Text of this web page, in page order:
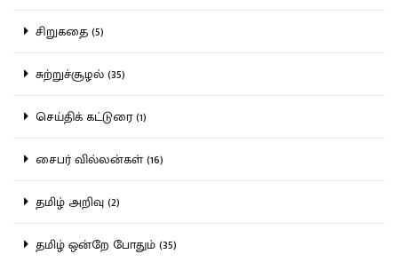
சிறுகதை (5)
சுற்றுச்சூழல் (35)
செய்திக் கட்டுரை (1)
சைபர் வில்லன்கள் (16)
தமிழ் அறிவு (2)
தமிழ் ஒன்றே போதும் (35)